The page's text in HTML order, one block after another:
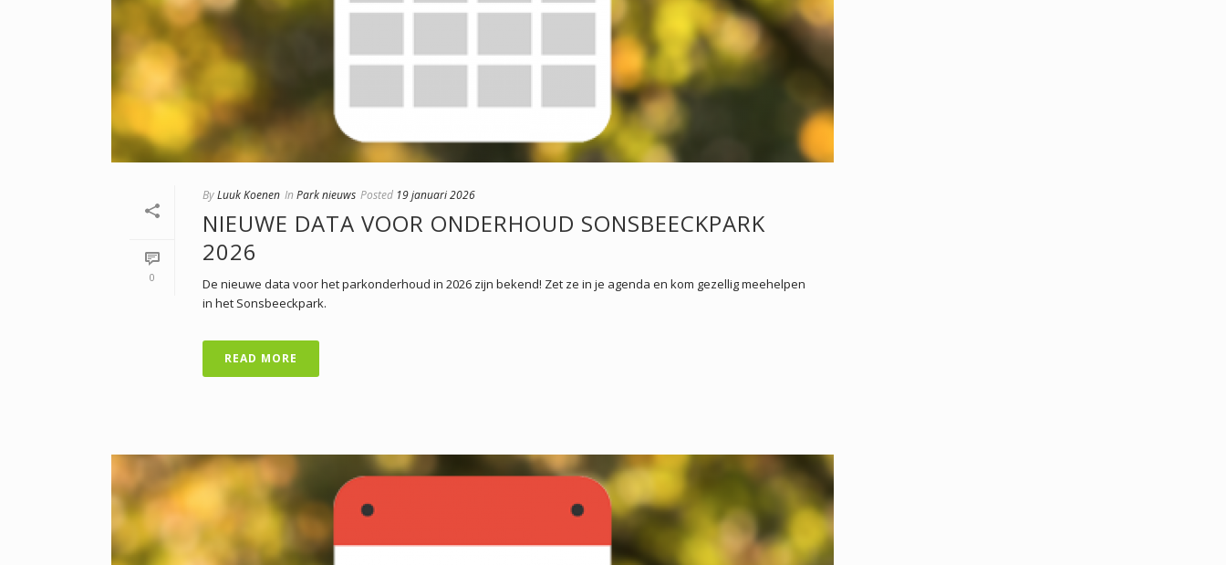
0
ByLuuk Koenen In Park nieuws Posted 19 januari 2026
NIEUWE DATA VOOR ONDERHOUD SONSBEECKPARK
2026
De nieuwe data voor het parkonderhoud in 2026 zijn bekend! Zet ze in je agenda en kom gezellig meehelpen
in het Sonsbeeckpark.
READ MORE